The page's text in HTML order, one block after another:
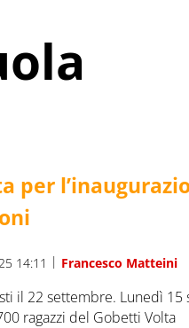
per
14:11 | Francesco Matteini
il 22 settembre. Lunedì
ragazzi del Gobetti Volta